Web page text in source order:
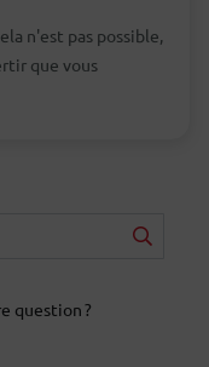
n'est pas possible,
que vous
question ?